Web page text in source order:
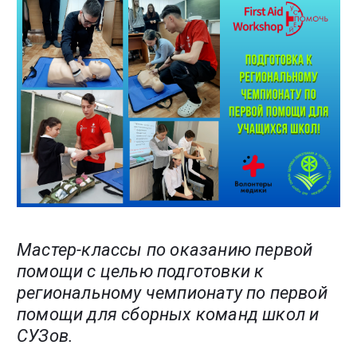
Мастер-классы по оказанию первой
помощи с целью подготовки к
региональному чемпионату по первой
помощи для сборных команд школ и
СУЗов.